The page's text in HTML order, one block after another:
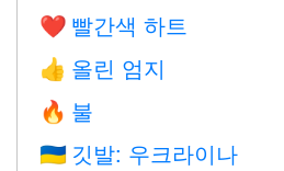
❤️ 빨간색 하트
👍 올린 엄지
🔥 불
🇺🇦 깃발: 우크라이나